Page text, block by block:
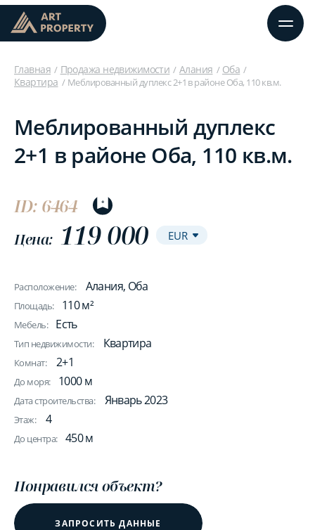
Главная Продажа недвижимости Алания
Оба
Квартира
Меблированный дуплекс 2+1 в районе Оба, 110 кв.м.
Меблированный дуплекс
2+1 в районе Оба, 110 кв.м.
ID: 6464
Цена: 119 000
Расположение: Алания, Оба
Площадь: 110 м²
Мебель: Есть
Тип недвижимости: Квартира
Комнат: 2+1
До моря: 1000 м
Дата строительства: Январь 2023
Этаж: 4
До центра: 450 м
Понравился объект?
ЗАПРОСИТЬ ДАННЫЕ